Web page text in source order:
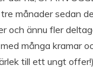
månader sedan
och ännu fler
många kramar
till ett ungt offer!).